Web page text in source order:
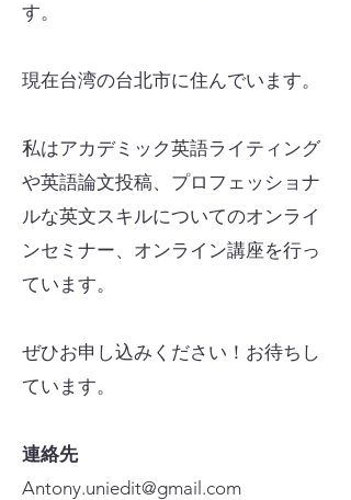
す。
現在台湾の台北市に住んでいます。
私はアカデミック英語ライティング
や英語論文投稿、プロフェッショナ
ルな英文スキルについてのオンライ
ンセミナー、オンライン講座を行っ
ています。
ぜひお申し込みください！お待ちし
ています。
連絡先
Antony.uniedit@gmail.com